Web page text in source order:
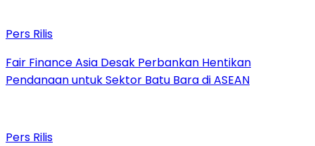
Pers Rilis
Fair Finance Asia Desak Perbankan Hentikan
Pendanaan untuk Sektor Batu Bara di ASEAN
Pers Rilis